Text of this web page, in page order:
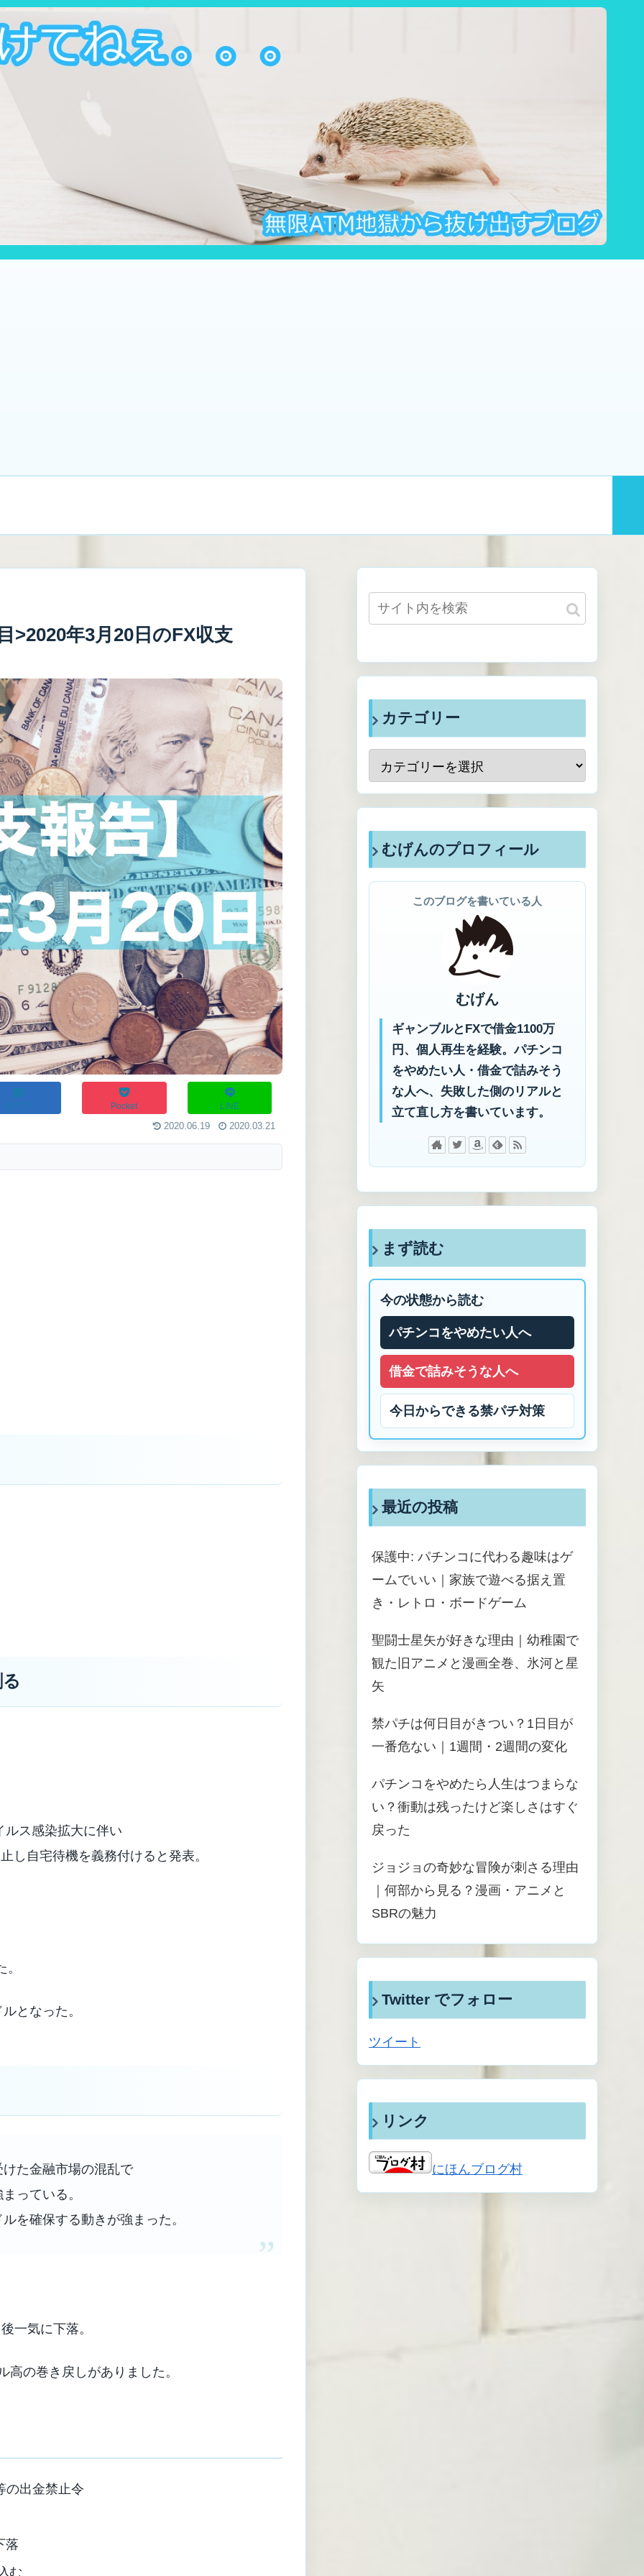
>2020年3月20日のFX収支
はてブ Pocket LINE
2020.06.19 2020.03.21
ルス感染拡大に伴い
し自宅待機を義務付けると発表。
となった。
た金融市場の混乱で
っている。
を確保する動きが強まった。
一気に下落。
の巻き戻しがありました。
の出金禁止令
落
む
カテゴリー
むげんのプロフィール
このブログを書いている人
むげん
ギャンブルとFXで借金1100万
円、個人再生を経験。パチンコ
をやめたい人・借金で詰みそう
な人へ、失敗した側のリアルと
立て直し方を書いています。
まず読む
今の状態から読む
パチンコをやめたい人へ
借金で詰みそうな人へ
今日からできる禁パチ対策
最近の投稿
保護中: パチンコに代わる趣味はゲ
ームでいい｜家族で遊べる据え置
き・レトロ・ボードゲーム
聖闘士星矢が好きな理由｜幼稚園で
観た旧アニメと漫画全巻、氷河と星
矢
禁パチは何日目がきつい？1日目が
一番危ない｜1週間・2週間の変化
パチンコをやめたら人生はつまらな
い？衝動は残ったけど楽しさはすぐ
戻った
ジョジョの奇妙な冒険が刺さる理由
｜何部から見る？漫画・アニメと
SBRの魅力
Twitter でフォロー
ツイート
リンク
にほんブログ村